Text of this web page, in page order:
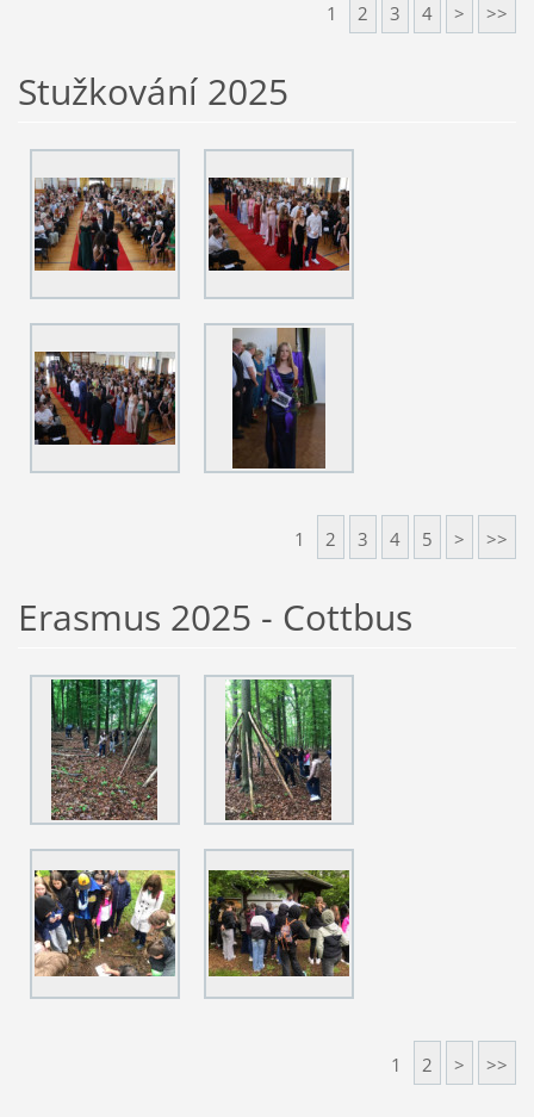
1 2 3 4 > >>
Stužkování 2025
1 2 3 4 5 > >>
Erasmus 2025 - Cottbus
1 2 > >>